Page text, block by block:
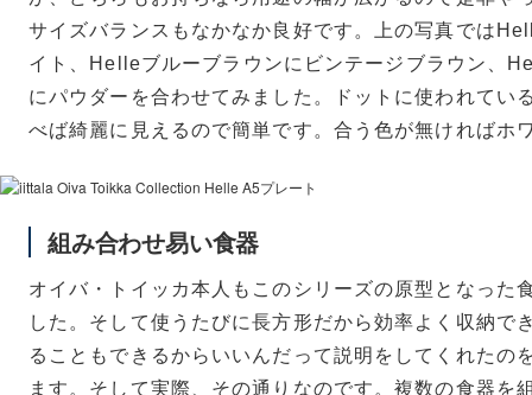
サイズバランスもなかなか良好です。上の写真では
イト、Helleブルーブラウンにビンテージブラウン、
にパウダーを合わせてみました。ドットに使われてい
べば綺麗に見えるので簡単です。合う色が無ければホ
組み合わせ易い食器
オイバ・トイッカ本人もこのシリーズの原型となった
した。そして使うたびに長方形だから効率よく収納で
ることもできるからいいんだって説明をしてくれたの
ます。そして実際、その通りなのです。複数の食器を